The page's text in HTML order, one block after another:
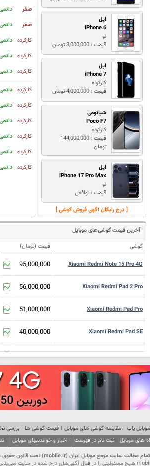
اپل
iPhone 6
نو
قیمت : 3,000,000 تومان
اپل
iPhone 7
کارکرده
قیمت : 4,000,000 تومان
شیائومی
Poco F7
کارکرده
قیمت : 144,000,000
تومان
اپل
iPhone 17 Pro Max
نو
قیمت : توافقی
[ درج رایگان آگهی فروش گوشی ]
صفر دائمی
صفر دائمی
کارکرده دائمی
کارکرده دائمی
کارکرده دائمی
کارکرده دائمی
کارکرده دائمی
کارکرده دائمی
کارکرده دائمی
کارکرده دائمی
کارکرده دائمی
آخرین قیمت گوشی‌های موبایل
گوشی
قیمت (تومان)
Xiaomi Redmi Note 15 Pro 4G
95,000,000
Xiaomi Redmi Pad 2 Pro
56,000,000
Xiaomi Redmi Pad Pro
51,000,000
Xiaomi Redmi Pad SE
40,000,000
Xiaomi Redmi Pad 2
41,000,000
Xiaomi Redmi Note 15 Pro
93,500,000
Xiaomi Redmi Note 15 Pro+
134,000,000
Xiaomi Redmi Note 14
55,500,000
Xiaomi Redmi Note 15 4G
57,300,000
موبایل یاب | مقایسه گوشی های موبایل | قیمت گوشی ها | بررسی
های موبایل | ثبت نام در فهرست اخبار و خواندنیهای موبایل
تمام مطالب سايت مرجع موبایل ایران (mobile.ir) تحت قانون حقوق مولفين است. استفاده از محتویات این سایت تنها با ذکر منبع و درج لینک مجاز است.